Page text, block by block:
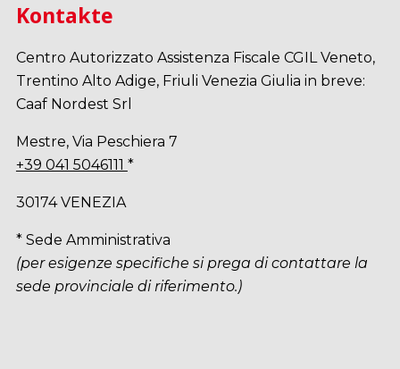
Kontakte
Centro Autorizzato Assistenza Fiscale CGIL Veneto,
Trentino Alto Adige, Friuli Venezia Giulia in breve:
Caaf Nordest Srl
Mestre, Via Peschiera 7
+39 041 5046111 *
30174 VENEZIA
* Sede Amministrativa
(per esigenze specifiche si prega di contattare la
sede provinciale di riferimento.)